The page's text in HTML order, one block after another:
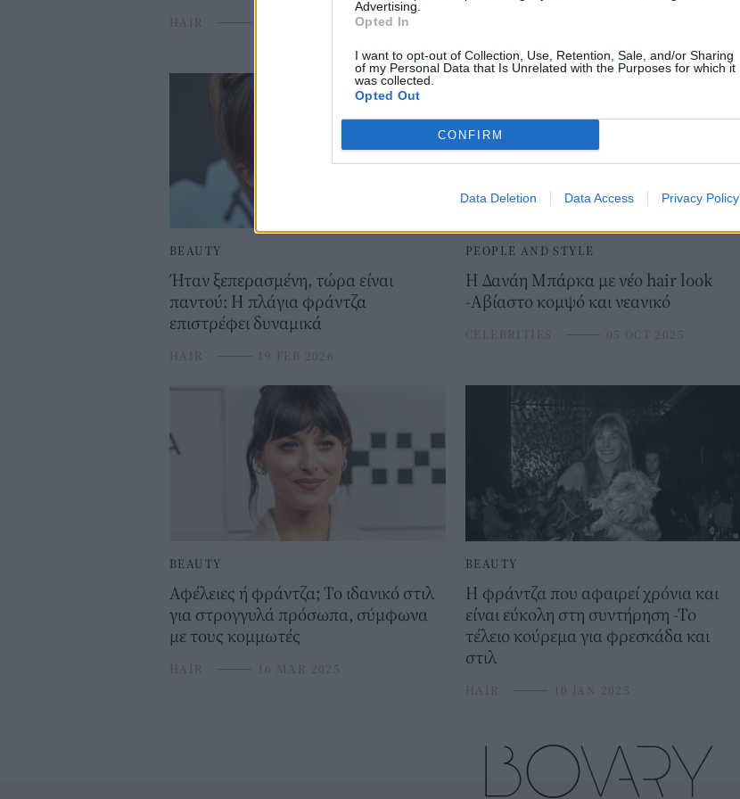
Advertising.
Opted In
I want to opt-out of Collection, Use, Retention, Sale, and/or Sharing
of my Personal Data that Is Unrelated with the Purposes for which it
was collected.
Opted Out
CONFIRM
Data Deletion Data Access Privacy Policy
HAIR ⸻
BEAUTY
Ήταν ξεπερασμένη, τώρα είναι
παντού: Η πλάγια φράντζα
επιστρέφει δυναμικά
HAIR ⸻ 19 FEB 2026
PEOPLE AND STYLE
H Δανάη Μπάρκα με νέο hair look
-Αβίαστο κομψό και νεανικό
CELEBRITIES ⸻ 05 OCT 2025
BEAUTY
Αφέλειες ή φράντζα; Το ιδανικό στιλ
για στρογγυλά πρόσωπα, σύμφωνα
με τους κομμωτές
HAIR ⸻ 16 MAR 2025
BEAUTY
Η φράντζα που αφαιρεί χρόνια και
είναι εύκολη στη συντήρηση -Το
τέλειο κούρεμα για φρεσκάδα και
στιλ
HAIR ⸻ 10 JAN 2025